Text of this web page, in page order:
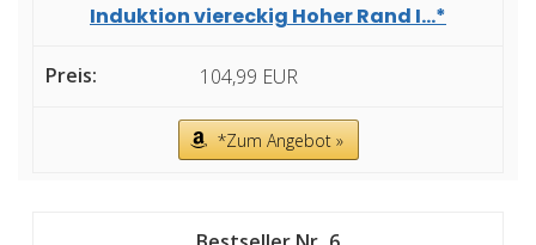
Induktion viereckig Hoher Rand I...*
104,99 EUR
*Zum Angebot »